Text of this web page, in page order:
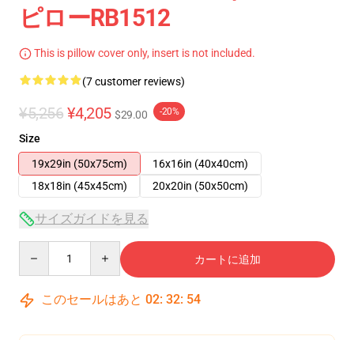
ピローRB1512
This is pillow cover only, insert is not included.
(7 customer reviews)
¥5,256 ¥4,205 $29.00 -20%
Size
19x29in (50x75cm)
16x16in (40x40cm)
18x18in (45x45cm)
20x20in (50x50cm)
サイズガイドを見る
カートに追加
このセールはあと 02: 32: 54